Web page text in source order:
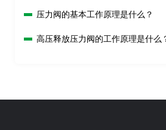
压力阀的基本工作原理是什么？
高压释放压力阀的工作原理是什么